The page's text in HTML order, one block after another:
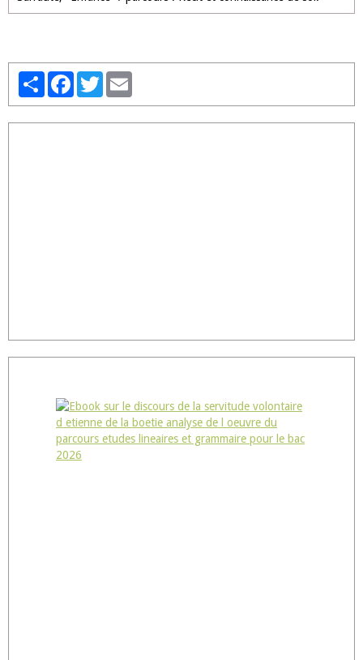
PartagerFacebookTwitter